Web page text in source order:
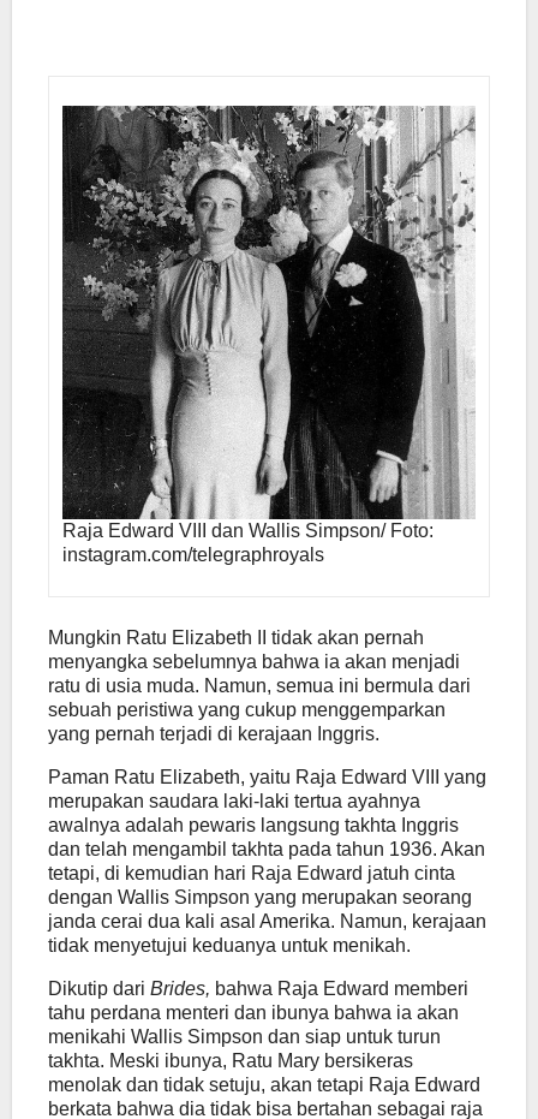
Raja Edward VIII dan Wallis Simpson/ Foto:
instagram.com/telegraphroyals
Mungkin Ratu Elizabeth II tidak akan pernah
menyangka sebelumnya bahwa ia akan menjadi
ratu di usia muda. Namun, semua ini bermula dari
sebuah peristiwa yang cukup menggemparkan
yang pernah terjadi di kerajaan Inggris.
Paman Ratu Elizabeth, yaitu Raja Edward VIII yang
merupakan saudara laki-laki tertua ayahnya
awalnya adalah pewaris langsung takhta Inggris
dan telah mengambil takhta pada tahun 1936. Akan
tetapi, di kemudian hari Raja Edward jatuh cinta
dengan Wallis Simpson yang merupakan seorang
janda cerai dua kali asal Amerika. Namun, kerajaan
tidak menyetujui keduanya untuk menikah.
Dikutip dari Brides, bahwa Raja Edward memberi
tahu perdana menteri dan ibunya bahwa ia akan
menikahi Wallis Simpson dan siap untuk turun
takhta. Meski ibunya, Ratu Mary bersikeras
menolak dan tidak setuju, akan tetapi Raja Edward
berkata bahwa dia tidak bisa bertahan sebagai raja